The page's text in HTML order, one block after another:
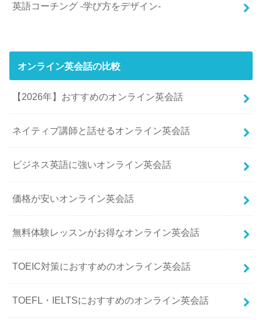
英語コーチング -学び方をデザイン-
オンライン英会話の比較
【2026年】おすすめのオンライン英会話
ネイティブ講師と話せるオンライン英会話
ビジネス英語に強いオンライン英会話
価格が安いオンライン英会話
無料体験レッスンがお得なオンライン英会話
TOEIC対策におすすめのオンライン英会話
TOEFL・IELTSにおすすめのオンライン英会話